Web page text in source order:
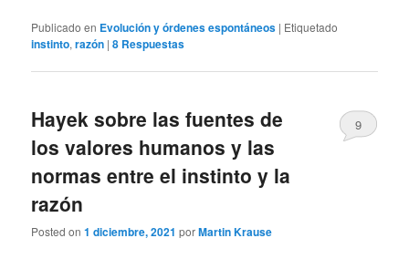
Publicado en Evolución y órdenes espontáneos | Etiquetado
instinto,razón |8 Respuestas
Hayek sobre las fuentes de
los valores humanos y las
normas entre el instinto y la
razón
Posted on1 diciembre, 2021 porMartin Krause
9